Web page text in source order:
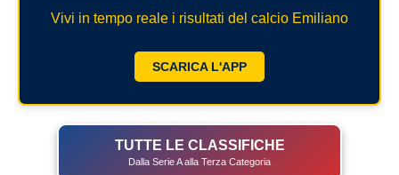
Vivi in tempo reale i risultati del calcio Emiliano
SCARICA L'APP
TUTTE LE CLASSIFICHE
Dalla Serie A alla Terza Categoria